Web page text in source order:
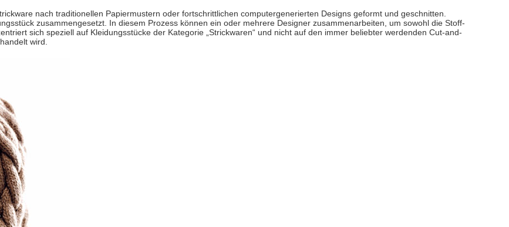
nach traditionellen Papiermustern oder fortschrittlichen computergenerierten Designs geformt und geschnitten.
zusammengesetzt. In diesem Prozess können ein oder mehrere Designer zusammenarbeiten, um sowohl die Stoff-
sich speziell auf Kleidungsstücke der Kategorie „Strickwaren“ und nicht auf den immer beliebter werdenden Cut-and-
wird.